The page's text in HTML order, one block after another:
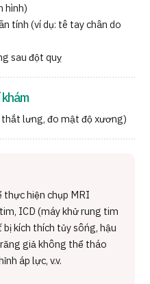
hình)
tính (ví dụ: tê tay chân do
sau đột quỵ
lưng, đo mật độ xương)
hiện chụp MRI
ICD (máy khử rung tim
kích thích tủy sống, hậu
giả không thể tháo
áp lực, v.v.